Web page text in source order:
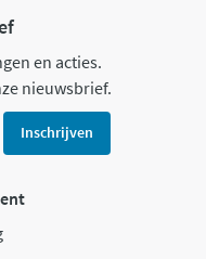
en acties.
nieuwsbrief.
Inschrijven